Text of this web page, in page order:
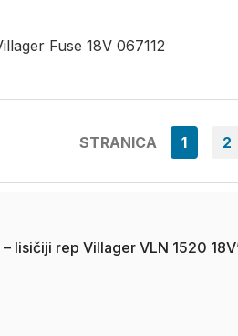
Fuse 18V 067112
STRANICA 1 2
lisičiji rep Villager VLN 1520